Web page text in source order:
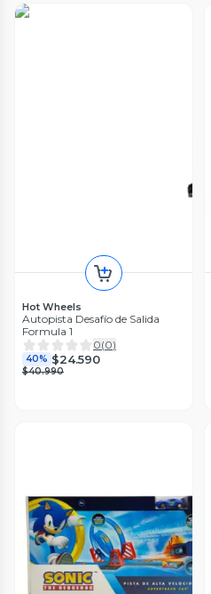
Hot Wheels
Autopista Desafío de Salida
Formula 1
0(0)
40% $24.590
$40.990